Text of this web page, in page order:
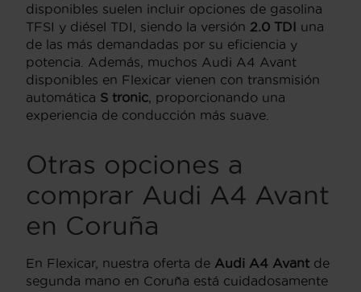
disponibles suelen incluir opciones de gasolina
TFSI y diésel TDI, siendo la versión 2.0 TDI una
de las más demandadas por su eficiencia y
potencia. Además, muchos Audi A4 Avant
disponibles en Flexicar vienen con transmisión
automática S tronic, proporcionando una
experiencia de conducción más suave.
Otras opciones a
comprar Audi A4 Avant
en Coruña
En Flexicar, nuestra oferta de Audi A4 Avant de
segunda mano en Coruña está cuidadosamente